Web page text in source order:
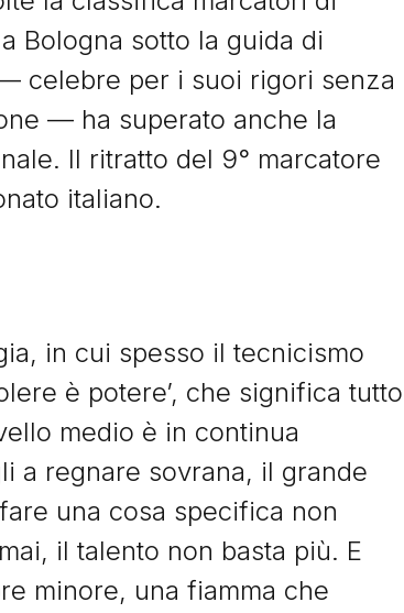
Bologna sotto la guida di
celebre per i suoi rigori senza
— ha superato anche la
Il ritratto del 9° marcatore
italiano.
in cui spesso il tecnicismo
è potere’, che significa tutto
medio è in continua
a regnare sovrana, il grande
una cosa specifica non
il talento non basta più. E
minore, una fiamma che